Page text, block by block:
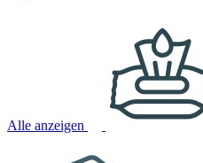
Alle anzeigen